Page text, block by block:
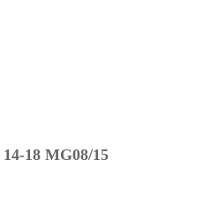
18 MG08/15